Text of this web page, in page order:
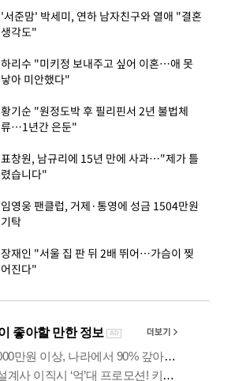
'서준맘' 박세미, 연하 남자친구와 열애 "결혼
생각도"
하리수 "미키정 보내주고 싶어 이혼…애 못
낳아 미안했다"
황기순 "원정도박 후 필리핀서 2년 불법체
류…1년간 은둔"
표창원, 남규리에 15년 만에 사과…"제가 틀
렸습니다"
임영웅 팬클럽, 거제·통영에 성금 1504만원
기탁
장재인 "서울 집 판 뒤 2배 뛰어…가슴이 찢
어진다"